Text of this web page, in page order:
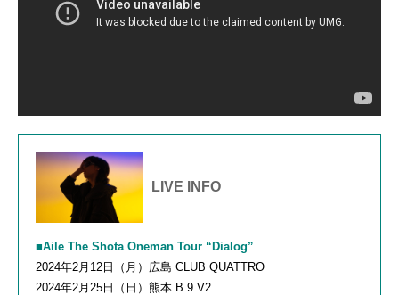
LIVE INFO
■Aile The Shota Oneman Tour “Dialog”
2024年2月12日（月）広島 CLUB QUATTRO
2024年2月25日（日）熊本 B.9 V2